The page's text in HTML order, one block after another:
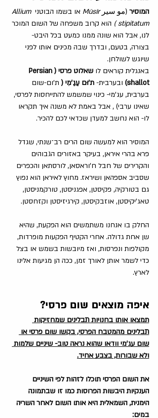
המוסיר (مو سیر Mūsīr או בשמו הבוטני Allium
stipitatum )
הוא קרוב משפחה של השום המוכר
לנו, אבל הוא שונה ממנו כמעט בכל היבט-
בצורה, בטעם, ובדרך שבה מכינים אותו לפני
שיוגש לשולחן.
באנגלית קוראים לו
שאלוט פרסי (Persian
shallot) ובערבית- ת'וּם עַגַ'מִי ( ת'ום-שום
בערבית, עג'מי- כינוי שמשמש להתייחסות לפרסי,
שאינו ערבי) , אבל באמת לא משנה איך תקראו
לו- הוא נחשב למעדן שכדאי לכם להכיר.
המוסיר הוא למעשה שום הרים רב־שנתי, שגדל
פרא בהרי איראן, בעיקר באזורים הגבוהים
והקרירים של חבל ח’וראסאן, לורסתאן והכפרים
שסביב אספהאן ושיראז. מחוץ לאיראן הוא נפוץ
גם בטורקיה, פקיסטן, אפגניסטן, טורקמניסטן,
טאג'יקיסטן, אוזבקיסטן, קירגיזיסטן וקזחסטן.
החלק בו אנחנו משתמשים הוא הפקעת, שהיא
שן אחת גדולה. אחרי הקטיף הפקעות מופרדות,
מקולפות ונפרסות, ואז מיובשות בשמש או בצל
כדי לשמר אותן לאורך זמן, ככה הן מגיעות אלינו
לארץ.
איפה מוצאים שום פרסי?
תמצאו אותו בחנויות תבלינים שמחזיקות
תבלינים מהמטבח הפרסי, בקשו שום פרסי או
שום עג'מי וודאו שהוא נראה טוב- שיניים שלמות
ולא שבורות, בצבע אחיד.
את השום הפרסי תוכלו לזהות לפי השיניים
הענקיות היבשות הפרוסות כמו זו שבתמונה
הימנית, השמאלית היא אותו השום לאחר השריה
במים: